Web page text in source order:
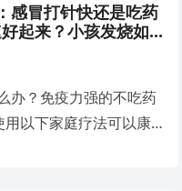
感冒打针快还是吃药
起来？小孩发烧如何
办？免疫力强的不吃药
用以下家庭疗法可以康…